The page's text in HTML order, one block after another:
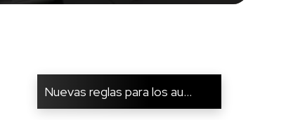
Nuevas reglas para los au...